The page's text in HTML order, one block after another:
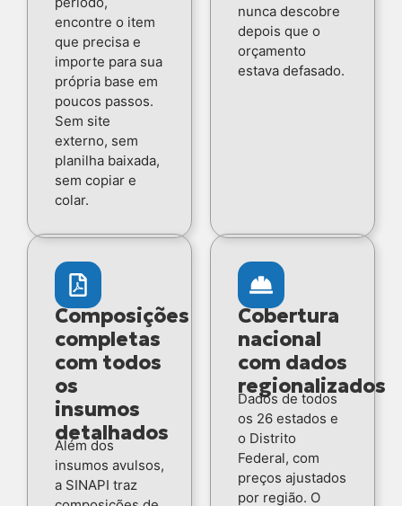
encontre o item
que precisa e
importe para sua
própria base em
poucos passos.
Sem site
externo, sem
planilha baixada,
sem copiar e
colar.
nunca descobre
depois que o
orçamento
estava defasado.
Composições
completas
com todos
os
insumos
detalhados
Além dos
insumos avulsos,
a SINAPI traz
Cobertura
nacional
com dados
regionalizados
Dados de todos
os 26 estados e
o Distrito
Federal, com
preços ajustados
por região. O